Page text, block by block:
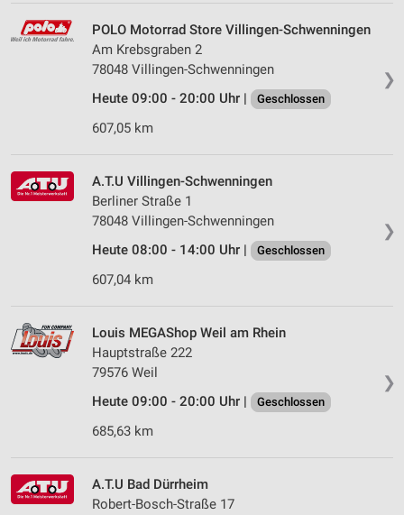
❯
POLO Motorrad Store Villingen-Schwenningen
Am Krebsgraben 2
78048 Villingen-Schwenningen
Heute 09:00 - 20:00 Uhr |
Geschlossen
607,05 km
❯
A.T.U Villingen-Schwenningen
Berliner Straße 1
78048 Villingen-Schwenningen
Heute 08:00 - 14:00 Uhr |
Geschlossen
607,04 km
❯
Louis MEGAShop Weil am Rhein
Hauptstraße 222
79576 Weil
Heute 09:00 - 20:00 Uhr |
Geschlossen
685,63 km
A.T.U Bad Dürrheim
Robert-Bosch-Straße 17